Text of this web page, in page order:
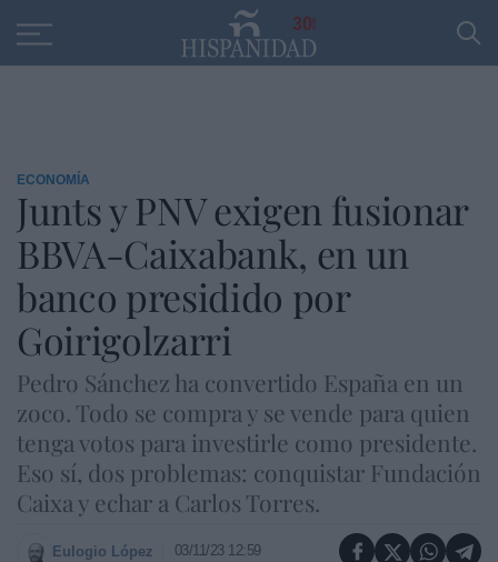
30
ECONOMÍA
Junts y PNV exigen fusionar
BBVA-Caixabank, en un
banco presidido por
Goirigolzarri
Pedro Sánchez ha convertido España en un
zoco. Todo se compra y se vende para quien
tenga votos para investirle como presidente.
Eso sí, dos problemas: conquistar Fundación
Caixa y echar a Carlos Torres.
Eulogio López 03/11/23 12:59